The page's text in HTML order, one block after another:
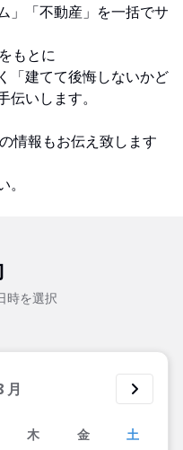
」「不動産」を一括でサ
もとに
「建てて後悔しないかど
いします。
情報もお伝え致します
時を選択
月
木 金 土